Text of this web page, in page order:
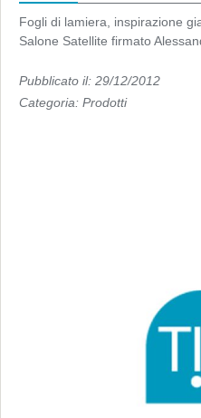
Fogli di lamiera, inspirazione
Salone Satellite firmato
Pubblicato il: 29/12/2012
Categoria: Prodotti